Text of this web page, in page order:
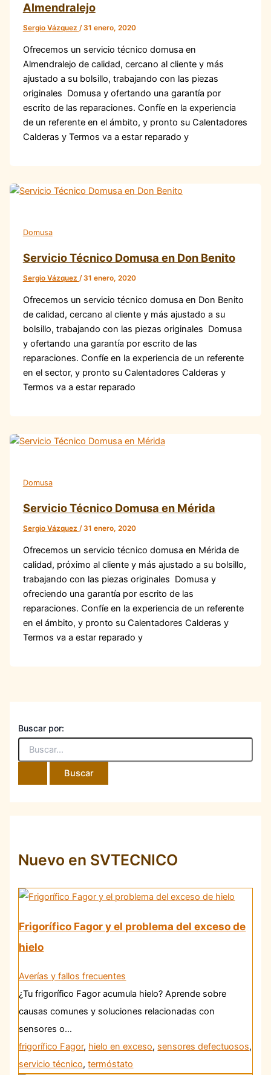
Almendralejo
Sergio Vázquez /31 enero, 2020
Ofrecemos un servicio técnico domusa en
Almendralejo de calidad, cercano al cliente y más
ajustado a su bolsillo, trabajando con las piezas
originales Domusa y ofertando una garantía por
escrito de las reparaciones. Confíe en la experiencia
de un referente en el ámbito, y pronto su Calentadores
Calderas y Termos va a estar reparado y
Domusa
Servicio Técnico Domusa en Don Benito
Sergio Vázquez /31 enero, 2020
Ofrecemos un servicio técnico domusa en Don Benito
de calidad, cercano al cliente y más ajustado a su
bolsillo, trabajando con las piezas originales Domusa
y ofertando una garantía por escrito de las
reparaciones. Confíe en la experiencia de un referente
en el sector, y pronto su Calentadores Calderas y
Termos va a estar reparado
Domusa
Servicio Técnico Domusa en Mérida
Sergio Vázquez /31 enero, 2020
Ofrecemos un servicio técnico domusa en Mérida de
calidad, próximo al cliente y más ajustado a su bolsillo,
trabajando con las piezas originales Domusa y
ofreciendo una garantía por escrito de las
reparaciones. Confíe en la experiencia de un referente
en el ámbito, y pronto su Calentadores Calderas y
Termos va a estar reparado y
Buscar por:
Nuevo en SVTECNICO
Frigorífico Fagor y el problema del exceso de
hielo
Averías y fallos frecuentes
¿Tu frigorífico Fagor acumula hielo? Aprende sobre
causas comunes y soluciones relacionadas con
sensores o…
frigorífico Fagor, hielo en exceso, sensores defectuosos,
servicio técnico,termóstato